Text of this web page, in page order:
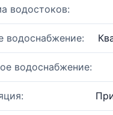
водостоков:
водоснабжение:
водоснабжение: